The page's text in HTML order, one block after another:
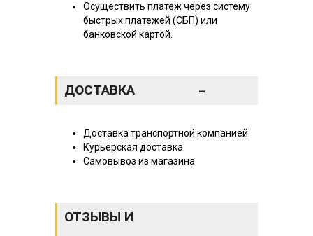
Осуществить платеж через систему
быстрых платежей (СБП) или
банковской картой.
ДОСТАВКА -
Доставка транспортной компанией
Курьерская доставка
Самовывоз из магазина
ОТЗЫВЫ И